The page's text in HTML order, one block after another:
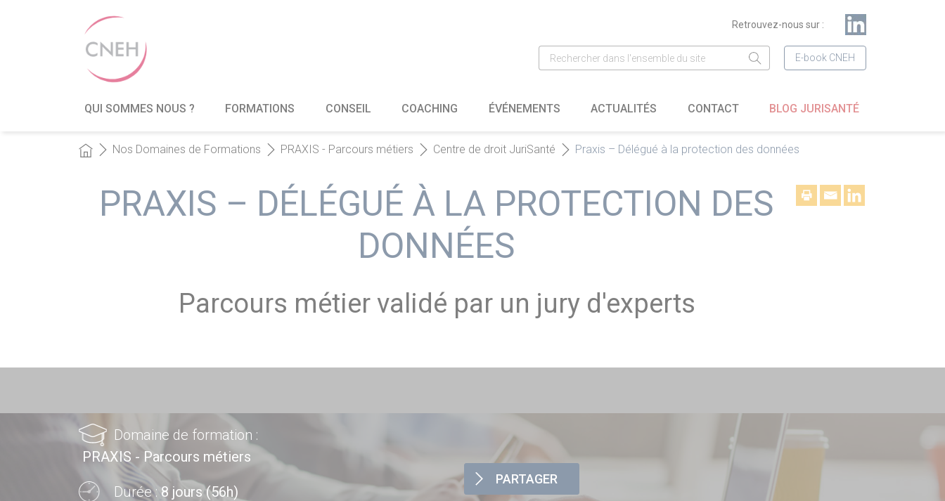
Retrouvez-nous sur :
E-book CNEH
QUI SOMMES NOUS ? FORMATIONS CONSEIL COACHING ÉVÉNEMENTS ACTUALITÉS CONTACT BLOG JURISANTÉ
Nos Domaines de Formations PRAXIS - Parcours métiers Centre de droit JuriSanté Praxis – Délégué à la protection des données
PRAXIS – DÉLÉGUÉ À LA PROTECTION DES
DONNÉES
Parcours métier validé par un jury d'experts
Domaine de formation :
PRAXIS - Parcours métiers
Durée : 8 jours (56h)
PARTAGER